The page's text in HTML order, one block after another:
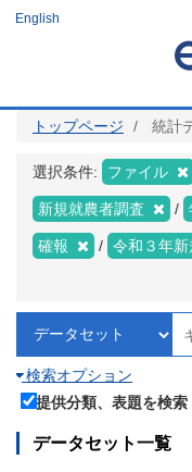
ツ
English
トップページ 統計
選択条件: ファイル
新規就農者調査
確報 令和３年
検索オプション
提供分類、表題を検索
データセット一覧